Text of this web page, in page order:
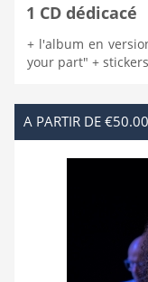
1 CD dédicacé
+ l'album en
your part" +
A PARTIR DE €50.00